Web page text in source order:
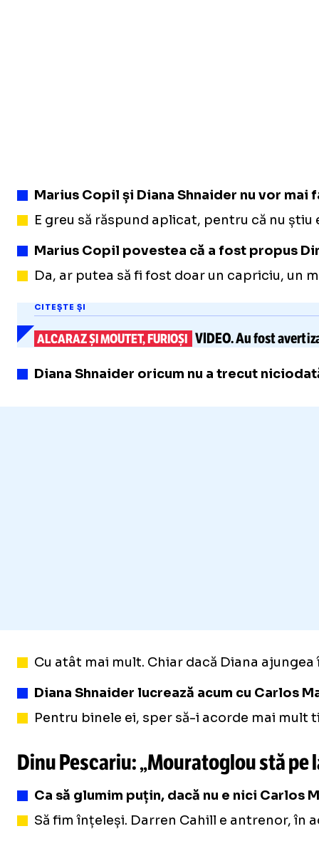
Marius Copil și Diana Shnaider nu vor
E greu să răspund aplicat, pentru că nu
Marius Copil povestea că a fost propus
Da, ar putea să fi fost doar un capriciu, un
CITEȘTE ȘI
ALCARAZ ȘI MOUTET, FURIOȘI VIDEO.Au fost
Diana Shnaider oricum nu a trecut
Cu atât mai mult. Chiar dacă Diana
Diana Shnaider lucrează acum cu Carlos
Pentru binele ei, sper să-i acorde mai mult
Dinu Pescariu: „Mouratoglou stă pe
Ca să glumim puțin, dacă nu e nici Carlos
Să fim înțeleși. Darren Cahill e antrenor, în